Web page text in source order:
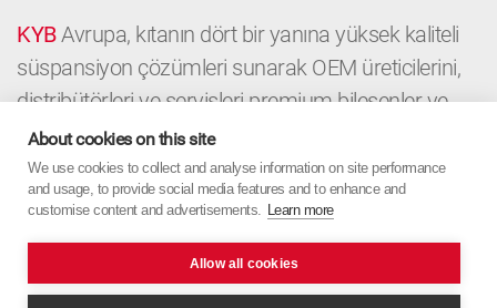
KYBAvrupa, kıtanın dört bir yanına yüksek kaliteli
süspansiyon çözümleri sunarak OEM üreticilerini,
distribütörleri ve servisleri premium bileşenler ve
yerel uzmanlıkla destekler. OEM’den Aftermarket’e
kadarKYBAvrupa, Japon hassasiyetini Avrupa
odağıyla birleştirir.
About cookies on this site
We use cookies to collect and analyse information on site performance
and usage, to provide social media features and to enhance and
customise content and advertisements. Learn more
Allow all cookies